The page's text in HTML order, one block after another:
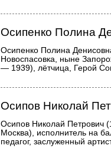
Осипенко Полина
Осипенко Полина
Новоспасовка, ныне
— 1939), лётчица, Герой
Осипов Николай
Осипов Николай Петрович
Москва), исполнитель на
педагог, заслуженный